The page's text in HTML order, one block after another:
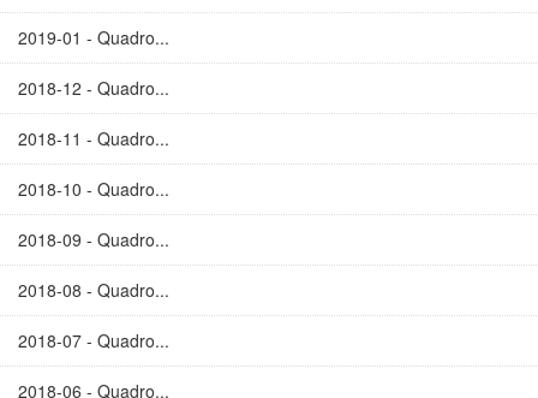
2019-01 - Quadro...
2018-12 - Quadro...
2018-11 - Quadro...
2018-10 - Quadro...
2018-09 - Quadro...
2018-08 - Quadro...
2018-07 - Quadro...
2018-06 - Quadro...